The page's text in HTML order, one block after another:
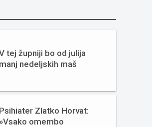
tej župniji bo od julija
manj nedeljskih maš
Psihiater Zlatko Horvat:
»Vsako omembo